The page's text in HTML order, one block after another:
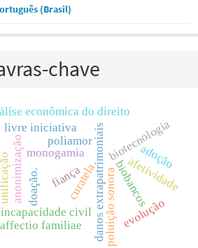
(Brasil)
chave
danos extrapatrimoniaispoluição sonora
biotecnologia
biobancos
econômica do direito
afetividade
monogamia
poliamor
incapacidade civil
curatela
anonimização
livre iniciativa
fiança
doação.
evolução
affectio familiae
adoção